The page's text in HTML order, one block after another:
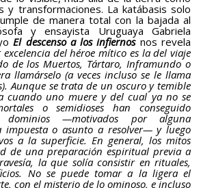
y transformaciones. La katábasis solo
de manera total con la bajada al
y ensayista Uruguaya Gabriela
El descenso a los infiernos nos revela
del héroe mítico es la del viaje
de los Muertos, Tártaro, Inframundo o
llamárselo (a veces incluso se le llama
Aunque se trata de un oscuro y temible
cuando uno muere y del cual ya no se
o semidioses han conseguido
—motivados por alguna
impuesta o asunto a resolver— y luego
a la superficie. En general, los mitos
de una preparación espiritual previa a
la que solía consistir en rituales,
No se puede tomar a la ligera el
con el misterio de lo ominoso, e incluso